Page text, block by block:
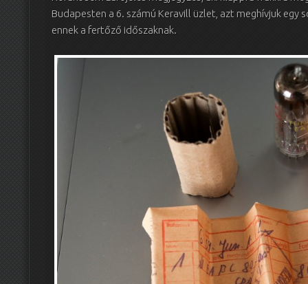
Budapesten a 6. számú Keravill üzlet, azt meghívjuk egy
ennek a fertőző időszaknak.